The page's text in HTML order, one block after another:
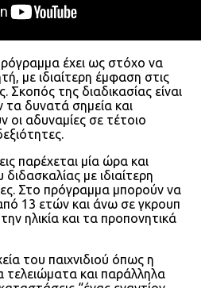
έχει ως στόχο να
με ιδιαίτερη έμφαση στις
Σκοπός της διαδικασίας είναι
δυνατά σημεία και
οι αδυναμίες σε τέτοιο
παρέχεται μία ώρα και
με ιδιαίτερη
Στο πρόγραμμα μπορούν να
13 ετών και άνω σε γκρουπ
ηλικία και τα προπονητικά
του παιχνιδιού όπως η
τελειώματα και παράλληλα